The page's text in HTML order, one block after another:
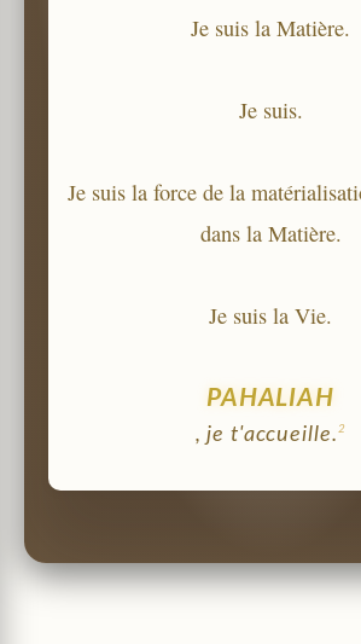
Je suis la Matière.
Je suis.
Je suis la force de la
dans la Matière.
Je suis la Vie.
PAHALIAH
, je t'accueille. 2